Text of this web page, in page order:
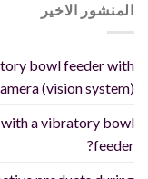
المنشور الاخير
bowl feeder with
(vision system)?
a vibratory bowl
feeder?